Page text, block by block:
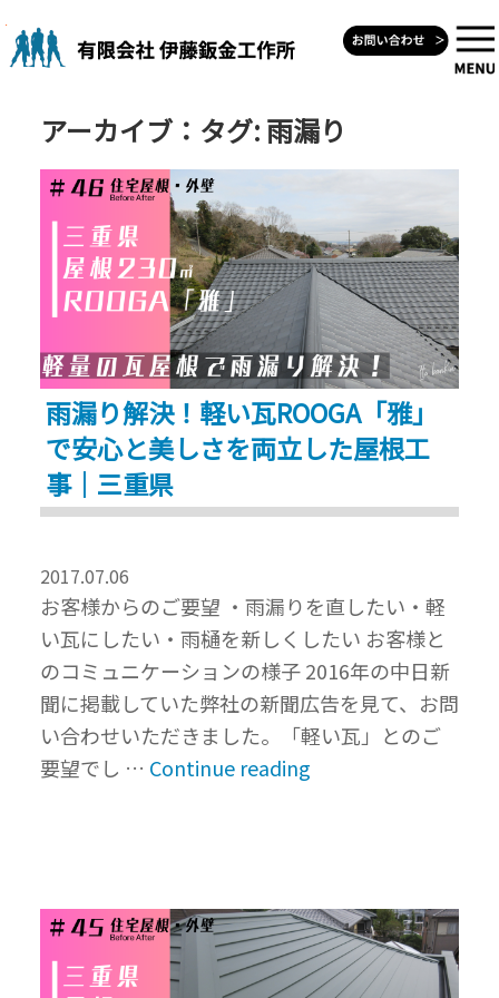
to
content
アーカイブ：タグ: 雨漏り
雨漏り解決！軽い瓦ROOGA「雅」
で安心と美しさを両立した屋根工
事｜三重県
2017.07.06
お客様からのご要望 ・雨漏りを直したい・軽
い瓦にしたい・雨樋を新しくしたい お客様と
のコミュニケーションの様子 2016年の中日新
聞に掲載していた弊社の新聞広告を見て、お問
い合わせいただきました。「軽い瓦」とのご
要望でし … Continue reading“雨
軽
い